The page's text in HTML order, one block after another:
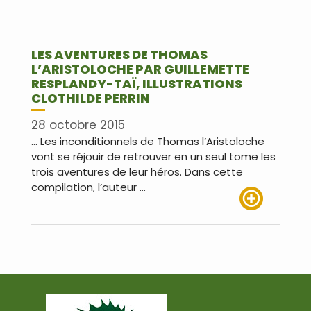
LES AVENTURES DE THOMAS
L’ARISTOLOCHE PAR GUILLEMETTE
RESPLANDY-TAÏ, ILLUSTRATIONS
CLOTHILDE PERRIN
28 octobre 2015
… Les inconditionnels de Thomas l’Aristoloche
vont se réjouir de retrouver en un seul tome les
trois aventures de leur héros. Dans cette
compilation, l’auteur …